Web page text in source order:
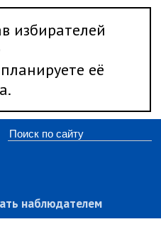
избирателей
её
наблюдателем